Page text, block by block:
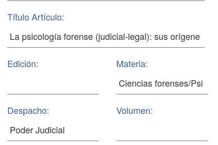
Título Artículo:
Edición: Materia:
Despacho: Volumen: